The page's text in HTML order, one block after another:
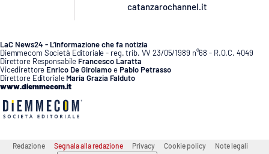
catanzarochannel.it
LaC News24 - L’informazione che fa notizia
Diemmecom Società Editoriale - reg. trib. VV 23/05/1989 n°68 - R.O.C. 4049
Direttore Responsabile Francesco Laratta
Vicedirettore Enrico De GirolamoePablo Petrasso
Direttore Editoriale Maria Grazia Falduto
www.diemmecom.it
Redazione Segnala alla redazione Privacy Cookie policy Note legali